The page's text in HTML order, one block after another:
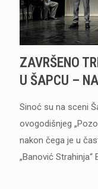
ZAVRŠENO
U ŠAPCU –
Sinoć su na sceni
ovogodišnjeg
nakon čega je u
„Banović Strahinja“